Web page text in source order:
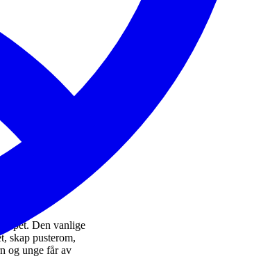
Den vanlige
skap pusterom,
og unge får av